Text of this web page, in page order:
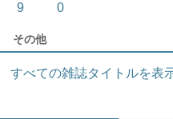
9 0
その他
すべての雑誌タイトルを表